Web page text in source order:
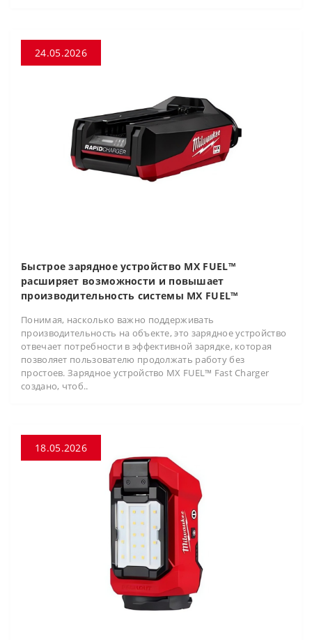
24.05.2026
Быстрое зарядное устройство MX FUEL™
расширяет возможности и повышает
производительность системы MX FUEL™
Понимая, насколько важно поддерживать
производительность на объекте, это зарядное устройство
отвечает потребности в эффективной зарядке, которая
позволяет пользователю продолжать работу без
простоев. Зарядное устройство MX FUEL™ Fast Charger
создано, чтоб..
18.05.2026